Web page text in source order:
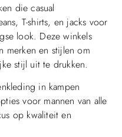
die casual
T-shirts, en jacks voor
look. Deze winkels
merken en stijlen om
stijl uit te drukken.
in kampen
voor mannen van alle
op kwaliteit en